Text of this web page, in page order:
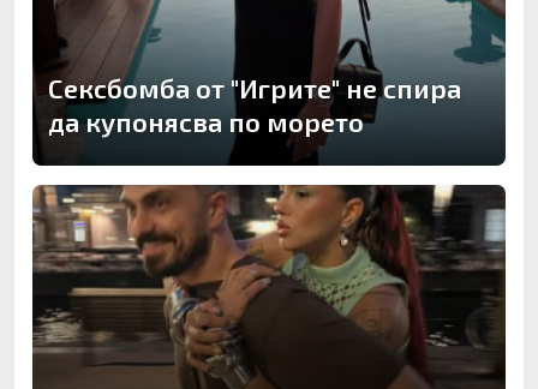
Сексбомба от "Игрите" не спира
да купонясва по морето